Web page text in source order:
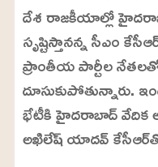
దేశ రాజకీయాల్లో
సృష్టిస్తానన్న సీఎం
ప్రాంతీయ పార్టీల
దూసుకుపోతున్నారు.
భేటీకి హైదరాబాద్‌ వేదిక
అఖిలేష్‌ యాదవ్‌